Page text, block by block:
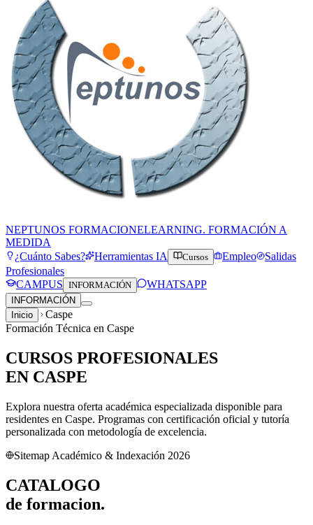
NEPTUNOS FORMACIONELEARNING. FORMACIÓN A
MEDIDA
¿Cuánto Sabes?
Herramientas IA Cursos Empleo
Salidas
Profesionales
CAMPUS INFORMACIÓN WHATSAPP
INFORMACIÓN
Inicio
Caspe
Formación Técnica en Caspe
CURSOS PROFESIONALES
EN CASPE
Explora nuestra oferta académica especializada disponible para
residentes en Caspe. Programas con certificación oficial y tutoría
personalizada con metodología de excelencia.
Sitemap Académico & Indexación 2026
CATALOGO
de formacion.